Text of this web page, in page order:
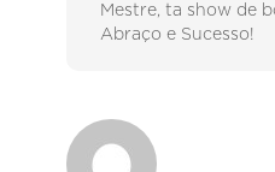
Mestre, ta show de
Abraço e Sucesso!